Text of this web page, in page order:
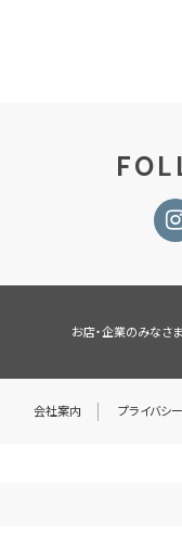
お店・企業のみなさ
会社案内 プライバシ